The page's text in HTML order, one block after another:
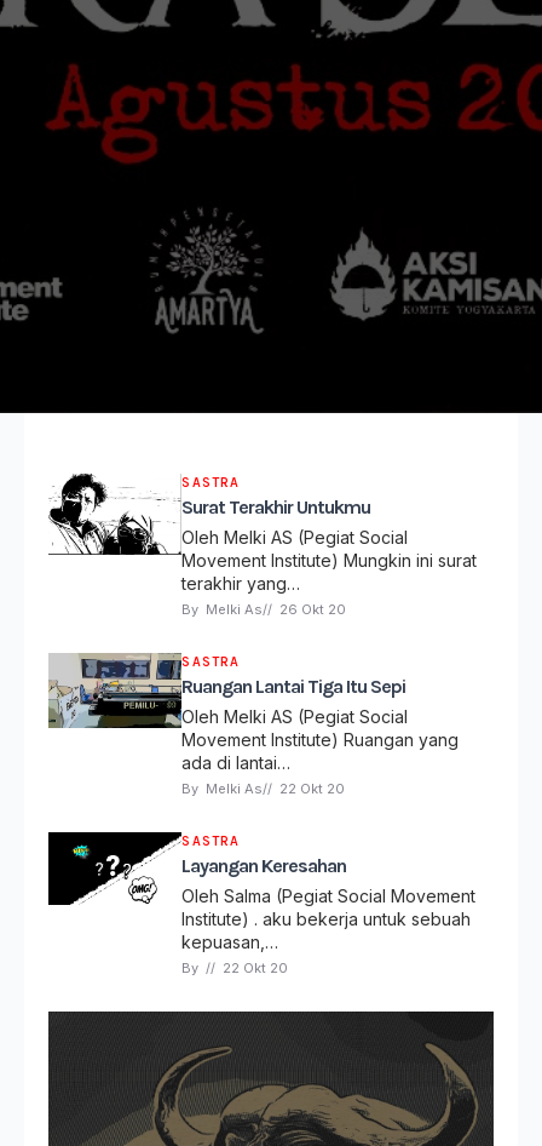
SASTRA
Surat Terakhir Untukmu
Oleh Melki AS (Pegiat Social
Movement Institute) Mungkin ini surat
terakhir yang…
By Melki As// 26 Okt 20
SASTRA
Ruangan Lantai Tiga Itu Sepi
Oleh Melki AS (Pegiat Social
Movement Institute) Ruangan yang
ada di lantai…
By Melki As// 22 Okt 20
SASTRA
Layangan Keresahan
Oleh Salma (Pegiat Social Movement
Institute) . aku bekerja untuk sebuah
kepuasan,…
By // 22 Okt 20